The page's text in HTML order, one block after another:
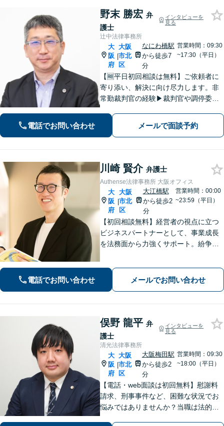
野末 勝宏 弁
護士
インタビューを
見る
辻中法律事務所
大
阪
府
|
大阪
市北
区
なにわ橋駅
から徒歩7
分
営業時間：09:30
~17:30（平日）
【🆓平日初回相談は無料】ご依頼者に
寄り添い、解決に向け尽力します。非
常勤裁判官の経験▶︎裁判官や調停委員
的に主張できるのが最大の強み◎最善
の解決に向けフットワーク軽く対応。
電話でお問い合わせ メールで面談予約
川崎 賢介 弁護士
Authense法律事務所 大阪オフィス
大
阪
府
|
大阪
市北
区
大江橋駅
から徒歩2
分
営業時間：00:00
~23:59（平日）
【初回相談無料】経営者の視点に立つ
ビジネスパートナーとして、事業成長
を法務面から力強くサポート。紛争を
の方もお任せください！【淀屋橋駅4
分】
電話でお問い合わせ メールでお問い合わせ
俣野 龍平 弁
護士
インタビューを
見る
清光法律事務所
大
阪
府
|
大阪
市北
区
大阪梅田駅
から徒歩2
分
営業時間：09:30
~18:00（平日）
【電話・web面談は初回無料】慰謝料
請求、刑事事件など、困難な状況でお
悩みではありませんか？当職は法的な